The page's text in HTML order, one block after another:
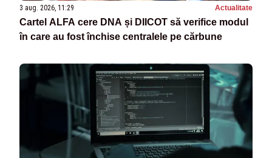
3 aug. 2026, 11:29 Actualitate
Cartel ALFA cere DNA și DIICOT să verifice modul
în care au fost închise centralele pe cărbune